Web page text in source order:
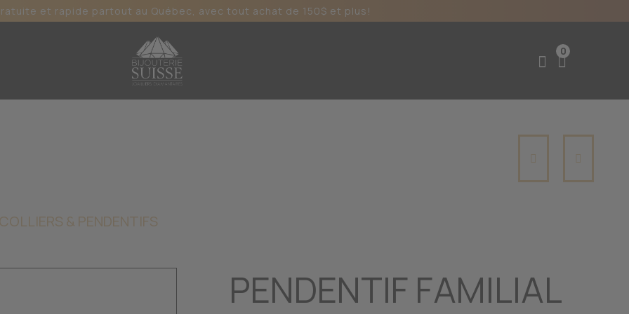
et rapide partout au Québec, avec tout achat de 150$ et plus!
0
& PENDENTIFS
PENDENTIF FAMILIAL